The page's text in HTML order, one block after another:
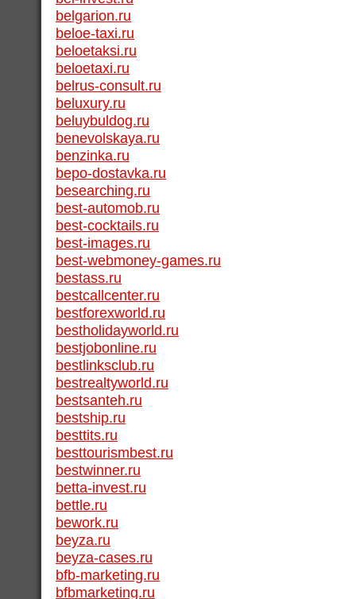
belgarion.ru
beloe-taxi.ru
beloetaksi.ru
beloetaxi.ru
belrus-consult.ru
beluxury.ru
beluybuldog.ru
benevolskaya.ru
benzinka.ru
bepo-dostavka.ru
besearching.ru
best-automob.ru
best-cocktails.ru
best-images.ru
best-webmoney-games.ru
bestass.ru
bestcallcenter.ru
bestforexworld.ru
bestholidayworld.ru
bestjobonline.ru
bestlinksclub.ru
bestrealtyworld.ru
bestsanteh.ru
bestship.ru
besttits.ru
besttourismbest.ru
bestwinner.ru
betta-invest.ru
bettle.ru
bework.ru
beyza.ru
beyza-cases.ru
bfb-marketing.ru
bfbmarketing.ru